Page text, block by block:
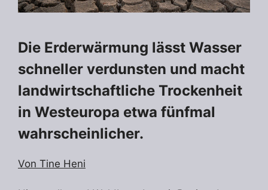
Die Erderwärmung lässt Wasser
schneller verdunsten und macht
landwirtschaftliche Trockenheit
in Westeuropa etwa fünfmal
wahrscheinlicher.
Von Tine Heni